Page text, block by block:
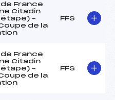
France
Citadin
–
de la
FFS
France
Citadin
–
de la
FFS